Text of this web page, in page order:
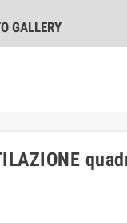
GALLERY